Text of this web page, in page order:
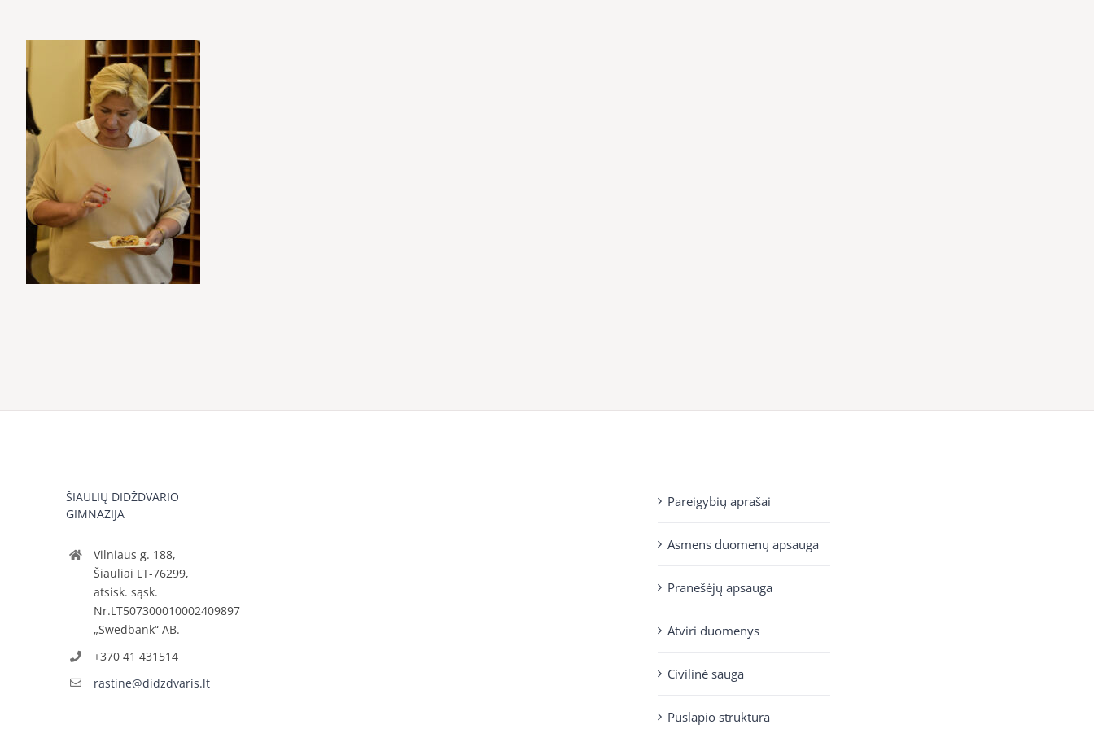
ŠIAULIŲ DIDŽDVARIO
GIMNAZIJA
Vilniaus g. 188,
Šiauliai LT-76299,
atsisk. sąsk.
Nr.LT507300010002409897
„Swedbank“ AB.
+370 41 431514
rastine@didzdvaris.lt
Pareigybių aprašai
Asmens duomenų apsauga
Pranešėjų apsauga
Atviri duomenys
Civilinė sauga
Puslapio struktūra